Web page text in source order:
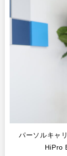
パーソルキャ
HiPro